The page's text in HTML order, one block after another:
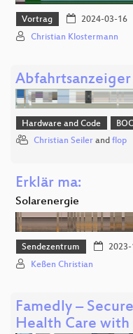
Vortrag 2024-03-16
Christian Klostermann
Hardware and Code
Christian Seiler and flop
Erklär ma:
Solarenergie
Sendezentrum
Keßen Christian
Famedly –
Health Care